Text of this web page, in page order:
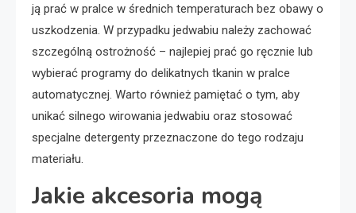
ją prać w pralce w średnich temperaturach bez obawy o
uszkodzenia. W przypadku jedwabiu należy zachować
szczególną ostrożność – najlepiej prać go ręcznie lub
wybierać programy do delikatnych tkanin w pralce
automatycznej. Warto również pamiętać o tym, aby
unikać silnego wirowania jedwabiu oraz stosować
specjalne detergenty przeznaczone do tego rodzaju
materiału.
Jakie akcesoria mogą